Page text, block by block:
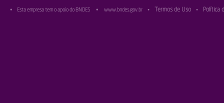
• Esta empresa tem o apoio do BNDES • www.bndes.gov.br • Termos de Uso • Política